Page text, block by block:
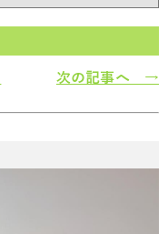
次の記事へ →